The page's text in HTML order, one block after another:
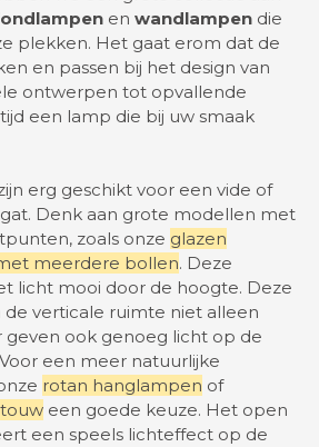
en wandlampen die
plekken. Het gaat erom dat de
en passen bij het design van
ontwerpen tot opvallende
een lamp die bij uw smaak
erg geschikt voor een vide of
Denk aan grote modellen met
zoals onze glazen
meerdere bollen. Deze
licht mooi door de hoogte. Deze
verticale ruimte niet alleen
geven ook genoeg licht op de
een meer natuurlijke
rotan hanglampen of
touw een goede keuze. Het open
een speels lichteffect op de